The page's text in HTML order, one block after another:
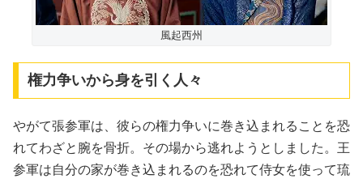
風起西州
権力争いから身を引く人々
やがて張参軍は、彼らの権力争いに巻き込まれることを恐
れてわざと腕を骨折。その場から逃れようとしました。王
参軍は自分の家が巻き込まれるのを恐れて侍女を使って琉